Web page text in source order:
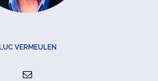
LUC VERMEULEN